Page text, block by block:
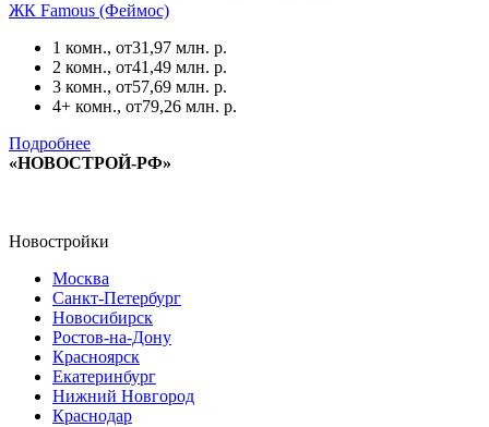
ЖК Famous (Феймос)
1 комн., от31,97 млн. р.
2 комн., от41,49 млн. р.
3 комн., от57,69 млн. р.
4+ комн., от79,26 млн. р.
Подробнее
«НОВОСТРОЙ-РФ»
Новостройки
Москва
Санкт-Петербург
Новосибирск
Ростов-на-Дону
Красноярск
Екатеринбург
Нижний Новгород
Краснодар